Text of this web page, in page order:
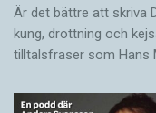
Är det bättre att skriva
kung, drottning och
tilltalsfraser som Hans